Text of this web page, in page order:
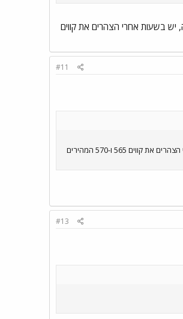
מתל אביב עצמה, יש בשעות אחרי הצהרים את קווים
#11
לא כך? אם זו הכוונה, אז יש את קווים 551, 561, 571 ו-641. חלקם מבית החולים בלינסון וחלקם מתל אביב. אם זה מתל אביב עצמה, יש בשעות אחרי הצהרים את קווים 565 ו-570 המהירים
#13